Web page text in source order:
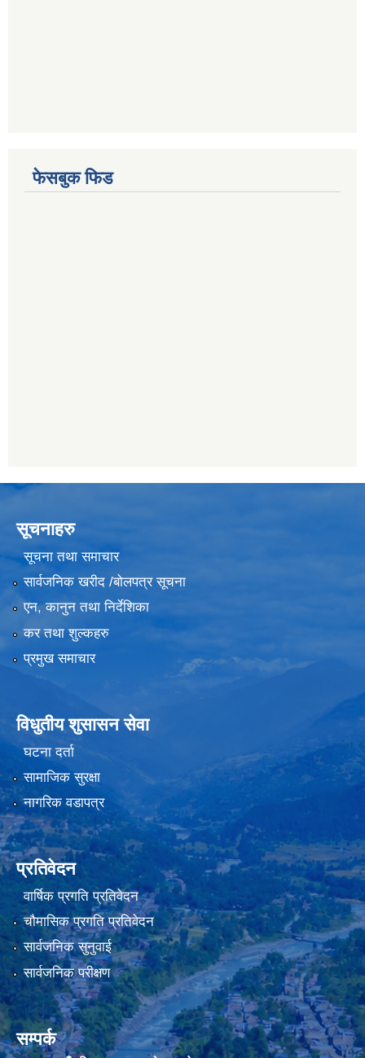
फेसबुक फिड
सूचनाहरु
सूचना तथा समाचार
सार्वजनिक खरीद /बोलपत्र सूचना
एन, कानुन तथा निर्देशिका
कर तथा शुल्कहरु
प्रमुख समाचार
विधुतीय शुसासन सेवा
घटना दर्ता
सामाजिक सुरक्षा
नागरिक वडापत्र
प्रतिवेदन
वार्षिक प्रगति प्रतिवेदन
चौमासिक प्रगति प्रतिवेदन
सार्वजनिक सुनुवाई
सार्वजनिक परीक्षण
सम्पर्क